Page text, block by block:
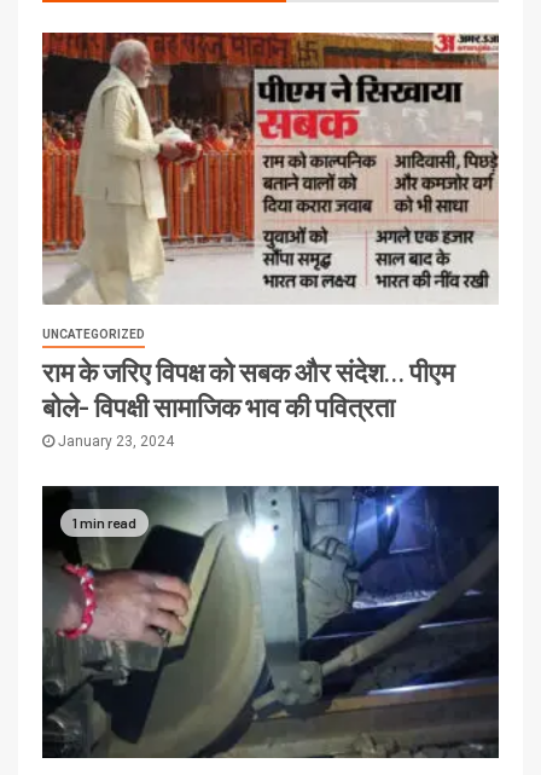
UNCATEGORIZED
राम के जरिए विपक्ष को सबक और संदेश… पीएम
बोले- विपक्षी सामाजिक भाव की पवित्रता
January 23, 2024
1 min read